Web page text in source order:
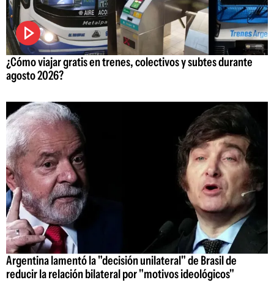
¿Cómo viajar gratis en trenes, colectivos y subtes durante
agosto 2026?
Argentina lamentó la "decisión unilateral" de Brasil de
reducir la relación bilateral por "motivos ideológicos"